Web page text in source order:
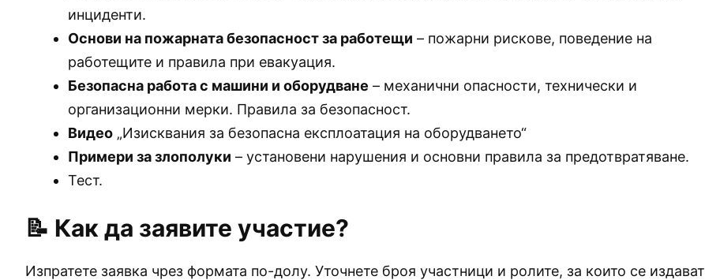
инциденти.
Основи на пожарната безопасност за работещи – пожарни рискове, поведение на
работещите и правила при евакуация.
Безопасна работа с машини и оборудване – механични опасности, технически и
организационни мерки. Правила за безопасност.
Видео „Изисквания за безопасна експлоатация на оборудването“
Примери за злополуки – установени нарушения и основни правила за предотвратяване.
Тест.
📝 Как да заявите участие?
Изпратете заявка чрез формата по-долу. Уточнете броя участници и ролите, за които се издават